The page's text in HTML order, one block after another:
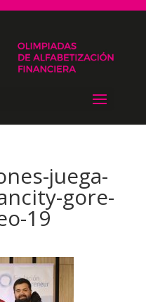
juega-
gore-
19